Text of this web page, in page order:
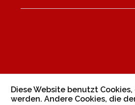
Diese Website benutzt
werden. Andere Cookies, die